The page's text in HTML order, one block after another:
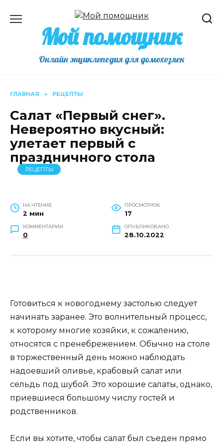
содержаниюМой помощник
Онлайн энциклопедия для домохозяек
ГЛАВНАЯ » РЕЦЕПТЫ
Салат «Первый снег».
Невероятно вкусный:
улетает первый с
праздничного стола
РЕЦЕПТЫ
НА ЧТЕНИЕ
2 мин
ПРОСМОТРОВ
17
КОММЕНТАРИИ
0
ОПУБЛИКОВАНО
28.10.2022
Готовиться к новогоднему застолью следует
начинать заранее. Это волнительный процесс,
к которому многие хозяйки, к сожалению,
относятся с пренебрежением. Обычно на столе
в торжественный день можно наблюдать
надоевший оливье, крабовый салат или
сельдь под шубой. Это хорошие салаты, однако,
приевшиеся большому числу гостей и
родственников.
Если вы хотите, чтобы салат был съеден прямо